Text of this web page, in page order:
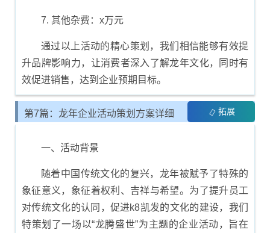
7. 其他杂费：x万元
通过以上活动的精心策划，我们相信能够有效提
升品牌影响力，让消费者深入了解龙年文化，同时有
效促进销售，达到企业预期目标。
第7篇：龙年企业活动策划方案详细 拓展
一、活动背景
随着中国传统文化的复兴，龙年被赋予了特殊的
象征意义，象征着权利、吉祥与希望。为了提升员工
对传统文化的认同，促进k8凯发的文化的建设，我们
特策划了一场以“龙腾盛世”为主题的企业活动，旨在